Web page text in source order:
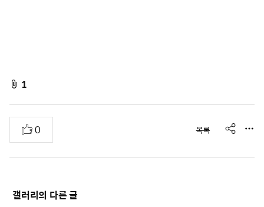
f
l
e
a
1
추
천
0 목록
s
갤러리의 다른 글